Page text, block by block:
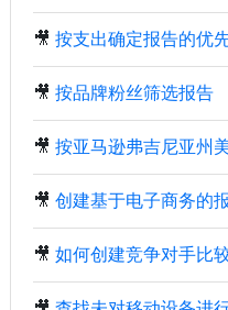
🎥 按支出确定报告的优
🎥 按品牌粉丝筛选报告
🎥 按亚马逊弗吉尼亚州
🎥 创建基于电子商务的
🎥 如何创建竞争对手比